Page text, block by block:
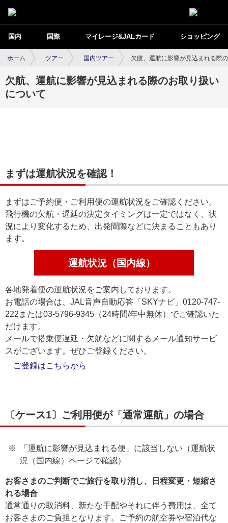
国内 国際 マイレージ&JALカード ショッピング
ホーム ツアー 国内ツアー 欠航、運航に影響が見込まれる際
欠航、運航に影響が見込まれる際のお取り扱い
について
まずは運航状況を確認！
まずはご予約便・ご利用便の運航状況をご確認ください。
飛行機の欠航・遅延の決定タイミングは一定ではなく、状
況により変化するため、出発間際などに決まることもあり
ます。
運航状況（国内線）
各地発着便の運航状況をご案内しております。
お電話の場合は、JAL音声自動応答「SKYナビ」0120-747-
222または03-5796-9345（24時間/年中無休）でご確認いた
だけます。
メールで搭乗便遅延・欠航などに関するメール通知サービ
スがございます。ぜひご登録ください。
ご登録はこちらから
〔ケース1〕ご利用便が「通常運航」の場合
「運航に影響が見込まれる便」に該当しない（運航状
況（国内線）ページで確認）
お客さまのご判断でご旅行を取り消し、日程変更・短縮さ
れる場合
通常通りの取消料、新たな手配やそれに伴う費用は、全て
お客さまのご負担となります。ご予約の航空券や宿泊代な